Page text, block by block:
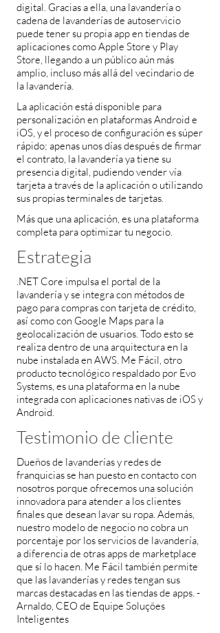
digital. Gracias a ella, una lavandería o
cadena de lavanderías de autoservicio
puede tener su propia app en tiendas de
aplicaciones como Apple Store y Play
Store, llegando a un público aún más
amplio, incluso más allá del vecindario de
la lavandería.
La aplicación está disponible para
personalización en plataformas Android e
iOS, y el proceso de configuración es súper
rápido; apenas unos días después de firmar
el contrato, la lavandería ya tiene su
presencia digital, pudiendo vender vía
tarjeta a través de la aplicación o utilizando
sus propias terminales de tarjetas.
Más que una aplicación, es una plataforma
completa para optimizar tu negocio.
Estrategia
.NET Core impulsa el portal de la
lavandería y se integra con métodos de
pago para compras con tarjeta de crédito,
así como con Google Maps para la
geolocalización de usuarios. Todo esto se
realiza dentro de una arquitectura en la
nube instalada en AWS. Me Fácil, otro
producto tecnológico respaldado por Evo
Systems, es una plataforma en la nube
integrada con aplicaciones nativas de iOS y
Android.
Testimonio de cliente
Dueños de lavanderías y redes de
franquicias se han puesto en contacto con
nosotros porque ofrecemos una solución
innovadora para atender a los clientes
finales que desean lavar su ropa. Además,
nuestro modelo de negocio no cobra un
porcentaje por los servicios de lavandería,
a diferencia de otras apps de marketplace
que sí lo hacen. Me Fácil también permite
que las lavanderías y redes tengan sus
marcas destacadas en las tiendas de apps. -
Arnaldo, CEO de Equipe Soluções
Inteligentes